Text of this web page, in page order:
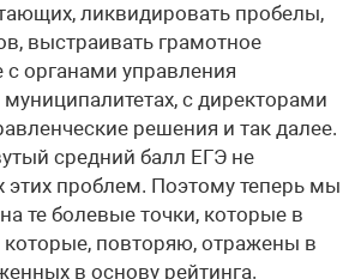
ликвидировать пробелы,
выстраивать грамотное
органами управления
с директорами
решения и так далее.
средний балл ЕГЭ не
этих проблем. Поэтому теперь мы
те болевые точки, которые в
которые, повторяю, отражены в
в основу рейтинга.